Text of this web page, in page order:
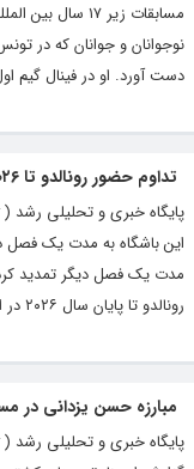
مسابقات زیر
دست آورد. او در فینال گیم
تداوم حضور رونالدو تا ۲۰۲۶ در النصر
این باشگاه به مدت یک فصل
رونالدو تا پایان سال ۲۰۲۶ در این تیم باقی خواهد ماند.
مبارزه حسن یزدانی در